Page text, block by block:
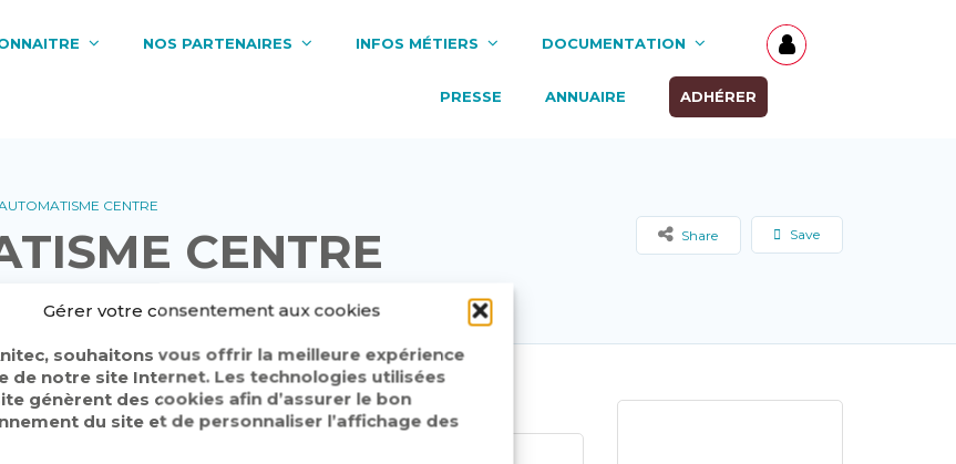
Gérer votre consentement aux cookies
souhaitons vous offrir la meilleure expérience
de notre site Internet. Les technologies utilisées
génèrent des cookies afin d’assurer le bon
du site et de personnaliser l’affichage des
NOS PARTENAIRES INFOS MÉTIERS DOCUMENTATION
PRESSE ANNUAIRE ADHÉRER
CENTRE
CENTRE Save
Share